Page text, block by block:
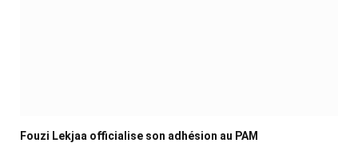
Fouzi Lekjaa officialise son adhésion au PAM